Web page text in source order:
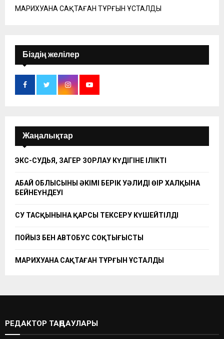
МАРИХУАНА САҚТАҒАН ТҰРҒЫН ҰСТАЛДЫ
Біздің желілер
Жаңалықтар
ЭКС-СУДЬЯ, ЗАҢГЕР ЗОРЛАУ КҮДІГІНЕ ІЛІКТІ
АБАЙ ОБЛЫСЫНЫҢ ӘКІМІ БЕРІК УӘЛИДІҢ ӨҢІР ХАЛҚЫНА
БЕЙНЕҮНДЕУІ
СУ ТАСҚЫНЫНА ҚАРСЫ ТЕКСЕРУ КҮШЕЙТІЛДІ
ПОЙЫЗ БЕН АВТОБУС СОҚТЫҒЫСТЫ
МАРИХУАНА САҚТАҒАН ТҰРҒЫН ҰСТАЛДЫ
РЕДАКТОР ТАҢДАУЛАРЫ